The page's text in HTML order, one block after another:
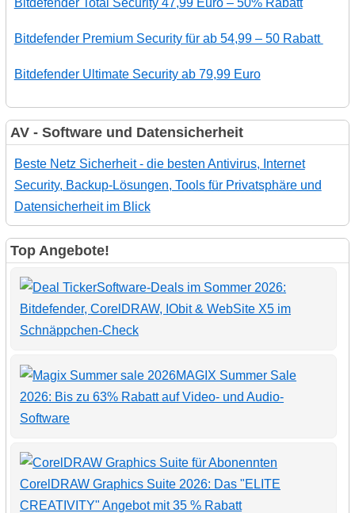
Bitdefender Premium Security für ab 54,99 – 50 Rabatt
Bitdefender Ultimate Security ab 79,99 Euro
AV - Software und Datensicherheit
Beste Netz Sicherheit - die besten Antivirus, Internet
Security, Backup-Lösungen, Tools für Privatsphäre und
Datensicherheit im Blick
Top Angebote!
Software-Deals im Sommer 2026:
Bitdefender, CorelDRAW, IObit & WebSite X5 im
Schnäppchen-Check
MAGIX Summer Sale
2026: Bis zu 63% Rabatt auf Video- und Audio-
Software
CorelDRAW Graphics Suite 2026: Das "ELITE
CREATIVITY" Angebot mit 35 % Rabatt